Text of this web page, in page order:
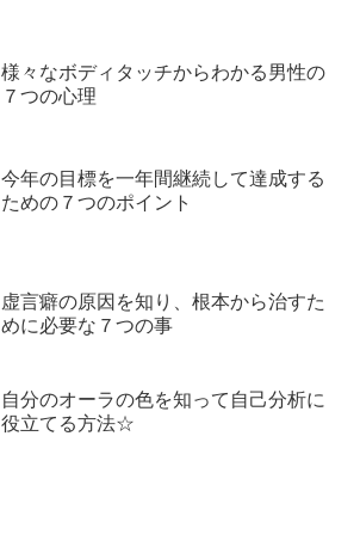
様々なボディタッチからわかる男性の
７つの心理
今年の目標を一年間継続して達成する
ための７つのポイント
虚言癖の原因を知り、根本から治すた
めに必要な７つの事
自分のオーラの色を知って自己分析に
役立てる方法☆